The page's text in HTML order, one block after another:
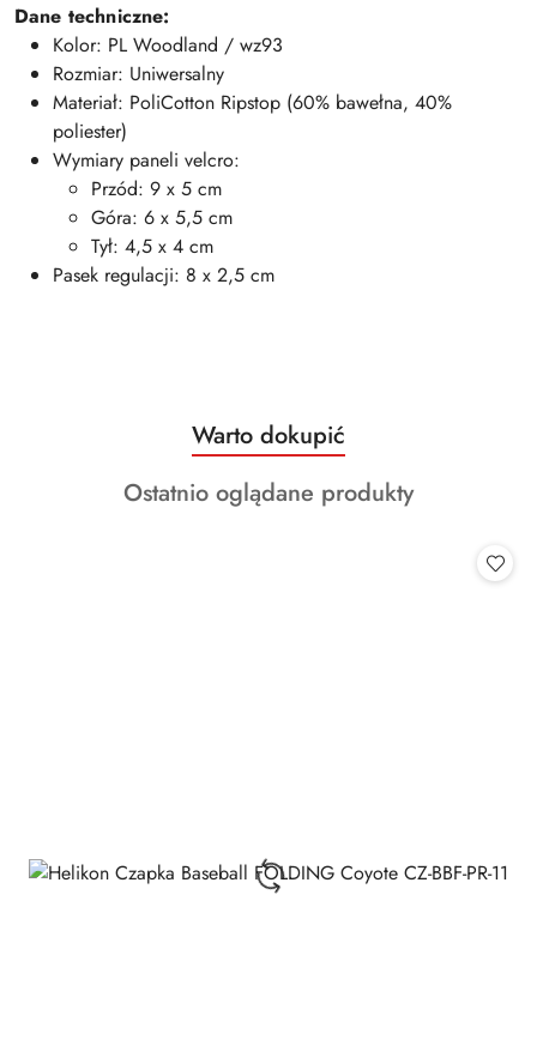
Dane techniczne:
Kolor: PL Woodland / wz93
Rozmiar: Uniwersalny
Materiał: PoliCotton Ripstop (60% bawełna, 40%
poliester)
Wymiary paneli velcro:
Przód: 9 x 5 cm
Góra: 6 x 5,5 cm
Tył: 4,5 x 4 cm
Pasek regulacji: 8 x 2,5 cm
Pomiń karuzelę produktów
Produkty
o
statusie:
Warto dokupić
Produkty
Ostatnio oglądane produkty